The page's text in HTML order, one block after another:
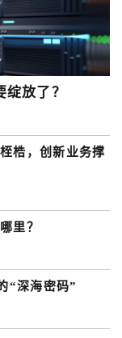
放了？
梏，创新业务撑
里？
“深海密码”